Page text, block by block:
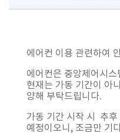
에어컨 이용 관련하여
에어컨은 중앙제어시
현재는 가동 기간이 아
양해 부탁드립니다.
가동 기간 시작 시 추후
예정이오니, 조금만 기